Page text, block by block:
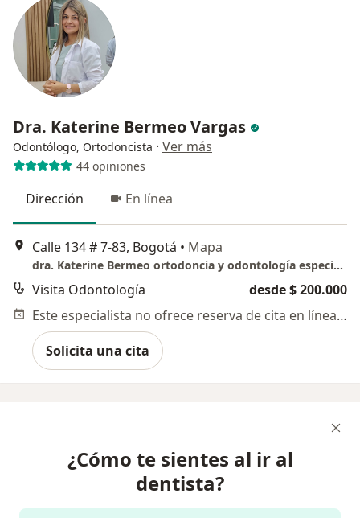
Dra. Katerine Bermeo Vargas
Odontólogo, Ortodoncista · Ver más
44 opiniones
Dirección En línea
Calle 134 # 7-83, Bogotá • Mapa
dra. Katerine Bermeo ortodoncia y odontología especializada. Torre 2 piso 3 consultorio 234
Visita Odontología
desde $ 200.000
Este especialista no ofrece reserva de cita en línea en esta dirección.
Solicita una cita
¿Cómo te sientes al ir al
dentista?